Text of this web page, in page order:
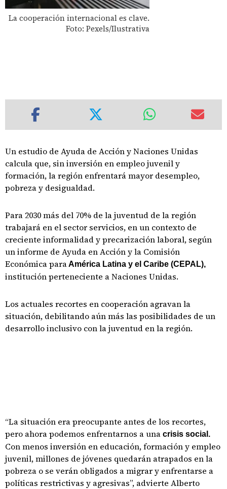
La cooperación internacional es clave.
Foto: Pexels/Ilustrativa
Un estudio de Ayuda de Acción y Naciones Unidas
calcula que, sin inversión en empleo juvenil y
formación, la región enfrentará mayor desempleo,
pobreza y desigualdad.
Para 2030 más del 70% de la juventud de la región
trabajará en el sector servicios, en un contexto de
creciente informalidad y precarización laboral, según
un informe de Ayuda en Acción y la Comisión
Económica paraAmérica Latina y el Caribe (CEPAL),
institución perteneciente a Naciones Unidas.
Los actuales recortes en cooperación agravan la
situación, debilitando aún más las posibilidades de un
desarrollo inclusivo con la juventud en la región.
“La situación era preocupante antes de los recortes,
pero ahora podemos enfrentarnos a una crisis social.
Con menos inversión en educación, formación y empleo
juvenil, millones de jóvenes quedarán atrapados en la
pobreza o se verán obligados a migrar y enfrentarse a
políticas restrictivas y agresivas”, advierte Alberto